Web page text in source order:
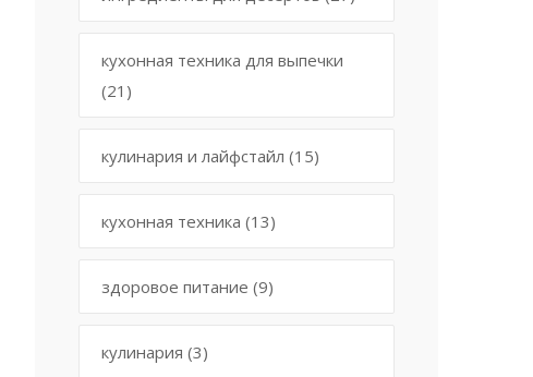
кухонная техника для выпечки
(21)
кулинария и лайфстайл (15)
кухонная техника (13)
здоровое питание (9)
кулинария (3)